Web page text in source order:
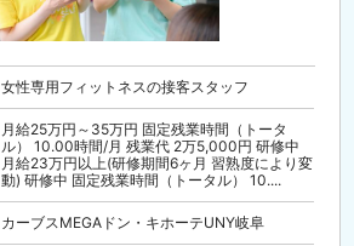
女性専用フィットネスの接客スタッフ
月給25万円～35万円 固定残業時間（トータ
ル） 10.00時間/月 残業代 2万5,000円 研修中
月給23万円以上(研修期間6ヶ月 習熟度により変
動) 研修中 固定残業時間（トータル） 10....
カーブスMEGAドン・キホーテUNY岐阜